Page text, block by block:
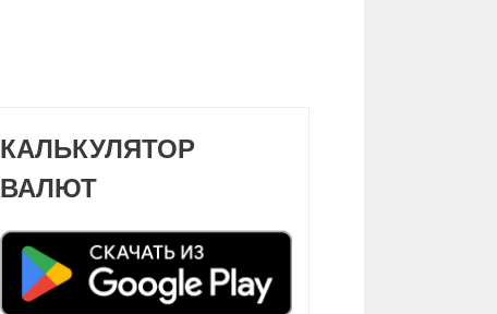
КАЛЬКУЛЯТОР
ВАЛЮТ